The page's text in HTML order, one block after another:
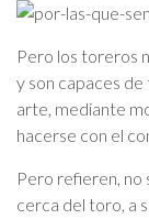
Pero los toreros
y son capaces
arte, mediante
hacerse con el
Pero refieren, no
cerca del toro, a